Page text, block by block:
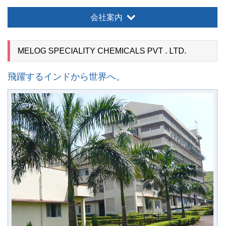
お問合せ 交通アクセス
JP EN
会社案内
MELOG SPECIALITY CHEMICALS PVT . LTD.
飛躍するインドから世界へ。